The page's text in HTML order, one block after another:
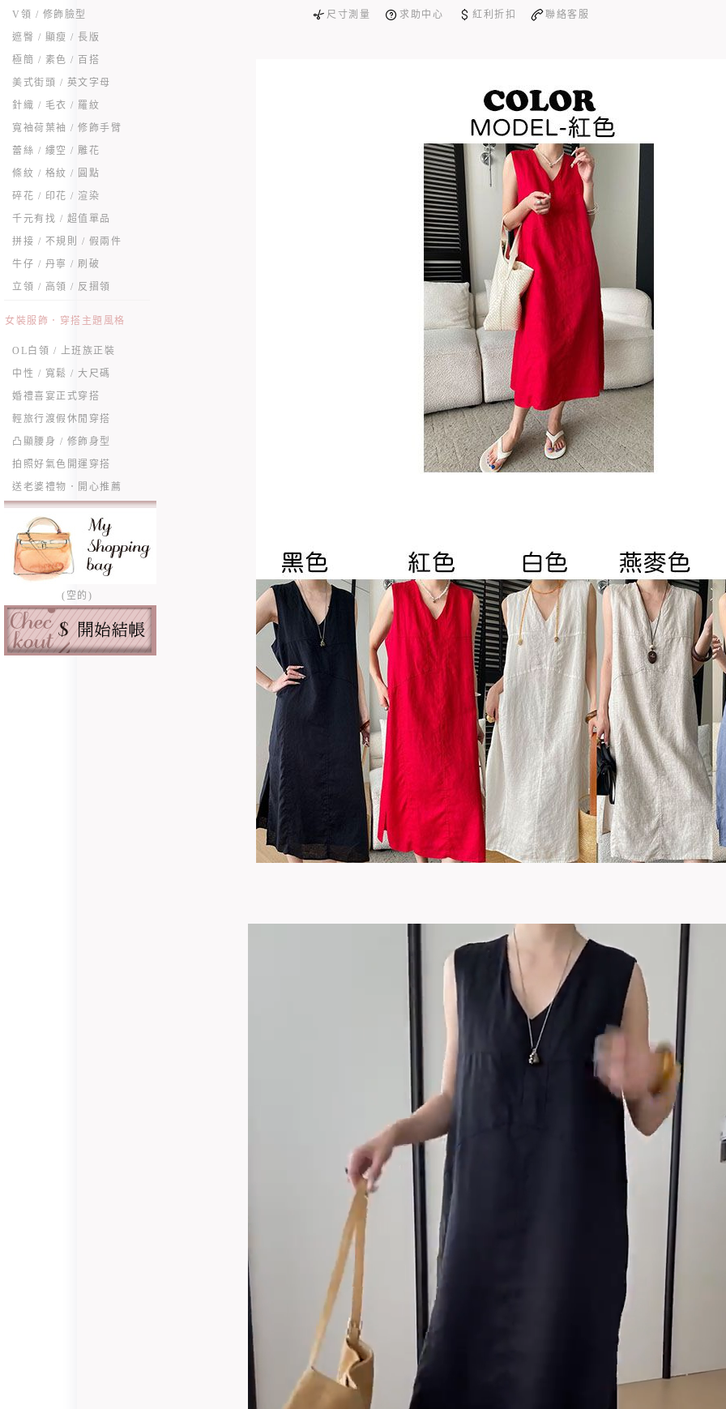
V領 / 修飾臉型
遮臀 / 顯瘦 / 長版
極簡 / 素色 / 百搭
美式街頭 / 英文字母
針織 / 毛衣 / 羅紋
寬袖荷葉袖 / 修飾手臂
蕾絲 / 縷空 / 雕花
條紋 / 格紋 / 圓點
碎花 / 印花 / 渲染
千元有找 / 超值單品
拼接 / 不規則 / 假兩件
牛仔 / 丹寧 / 刷破
立領 / 高領 / 反摺領
女裝服飾．穿搭主題風格
OL白領 / 上班族正裝
中性 / 寬鬆 / 大尺碼
婚禮喜宴正式穿搭
輕旅行渡假休閒穿搭
凸顯腰身 / 修飾身型
拍照好氣色開運穿搭
送老婆禮物．開心推薦
(空的)
尺寸測量 求助中心 紅利折扣 聯絡客服